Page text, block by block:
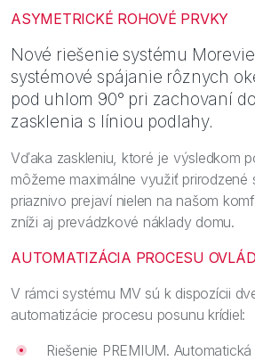
ASYMETRICKÉ ROHOVÉ PRVKY
Nové riešenie systému
systémové spájanie rôznych
pod uhlom 90° pri zachovaní
zasklenia s líniou podlahy.
Vďaka zaskleniu, ktoré je výsledkom
môžeme maximálne využiť prirodzené
priaznivo prejaví nielen na našom
zníži aj prevádzkové náklady domu.
AUTOMATIZÁCIA PROCESU
V rámci systému MV sú k dispozícii
automatizácie procesu posunu krídiel:
Riešenie PREMIUM.